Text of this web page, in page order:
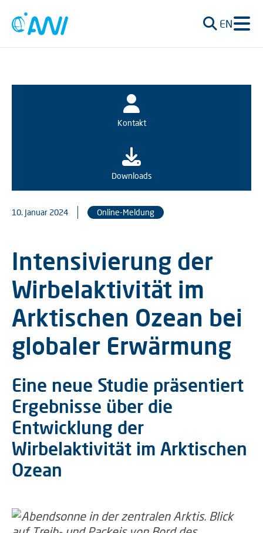
EN
Kontakt
Downloads
10. Januar 2024 Online-Meldung
Intensivierung der
Wirbelaktivität im
Arktischen Ozean bei
globaler Erwärmung
Eine neue Studie präsentiert
Ergebnisse über die
Entwicklung der
Wirbelaktivität im Arktischen
Ozean